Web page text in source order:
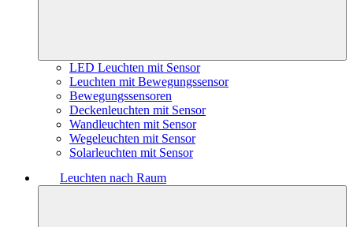
LED Leuchten mit Sensor
Leuchten mit Bewegungssensor
Bewegungssensoren
Deckenleuchten mit Sensor
Wandleuchten mit Sensor
Wegeleuchten mit Sensor
Solarleuchten mit Sensor
Leuchten nach Raum